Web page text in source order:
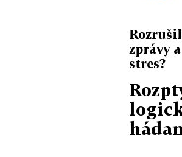
zprávy
stres?